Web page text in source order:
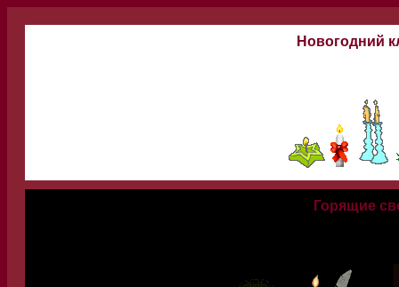
Новогодний
Горящие